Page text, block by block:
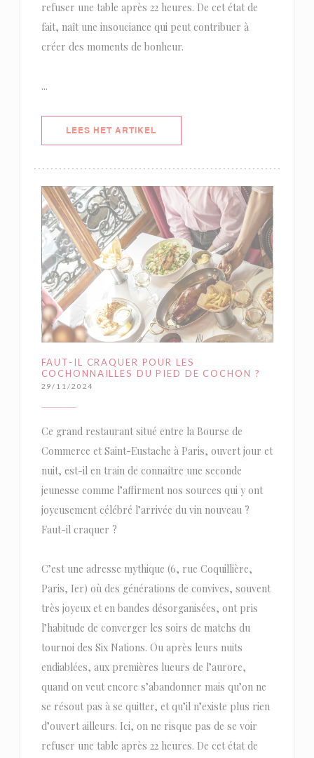
refuser une table après 22 heures. De cet état de
fait, naît une insouciance qui peut contribuer à
créer des moments de bonheur.
...
LEES HET ARTIKEL
FAUT-IL CRAQUER POUR LES
COCHONNAILLES DU PIED DE COCHON ?
29/11/2024
Ce grand restaurant situé entre la Bourse de
Commerce et Saint-Eustache à Paris, ouvert jour et
nuit, est-il en train de connaître une seconde
jeunesse comme l’affirment nos sources qui y ont
joyeusement célébré l’arrivée du vin nouveau ?
Faut-il craquer ?
C’est une adresse mythique (6, rue Coquillière,
Paris, Ier) où des générations de convives, souvent
très joyeux et en bandes désorganisées, ont pris
l’habitude de converger les soirs de matchs du
tournoi des Six Nations. Ou après leurs nuits
endiablées, aux premières lueurs de l’aurore,
quand on veut encore s’abandonner mais qu’on ne
se résout pas à se quitter, et qu’il n’existe plus rien
d’ouvert ailleurs. Ici, on ne risque pas de se voir
refuser une table après 22 heures. De cet état de